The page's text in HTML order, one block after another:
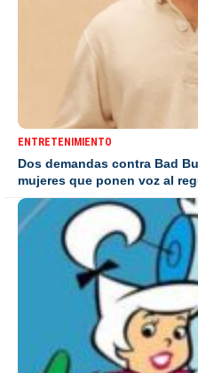
ENTRETENIMIENTO
Dos demandas contra Bad
mujeres que ponen voz al